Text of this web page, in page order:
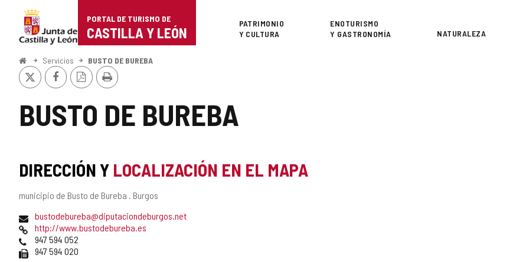
Portal
de
Turismo
de
Castilla
PORTAL DE TURISMO DE
CASTILLA Y LEÓN
Superior
PATRIMONIO
Y CULTURA
ENOTURISMO
Y GASTRONOMÍA
NATURALEZA
InicioServicios BUSTO DE BUREBA
BUSTO DE BUREBA
X FacebookVersión
PDF
Imprimir
DIRECCIÓN Y LOCALIZACIÓN EN EL MAPA
Dirección
municipio de Busto de Bureba . Burgos
Dirección
de
correo
electrónico
bustodebureba@diputaciondeburgos.net
Página
Web
http://www.bustodebureba.es
Teléfonos
947 594 052
Fax 947 594 020